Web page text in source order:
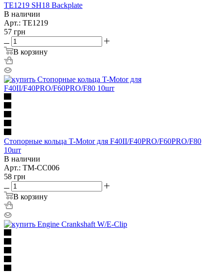
TE1219 SH18 Backplate
В наличии
Арт.: TE1219
57 грн
В корзину
Стопорные кольца T-Motor для F40II/F40PRO/F60PRO/F80
10шт
В наличии
Арт.: TM-CC006
58 грн
В корзину